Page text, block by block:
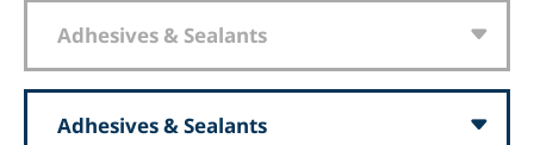
Adhesives & Sealants
Adhesives & Sealants